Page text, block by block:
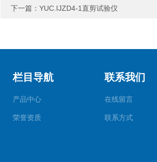
下一篇： YUC.IJZD4-1直剪试验仪
栏目导航
产品中心
荣誉资质
联系我们
在线留言
联系方式